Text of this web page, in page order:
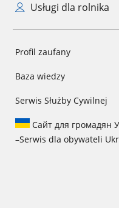
Usługi dla rolnika
Profil zaufany
Baza wiedzy
Serwis Służby Cywilnej
Сайт для громадян
–Serwis dla obywateli